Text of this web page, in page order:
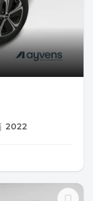
2022